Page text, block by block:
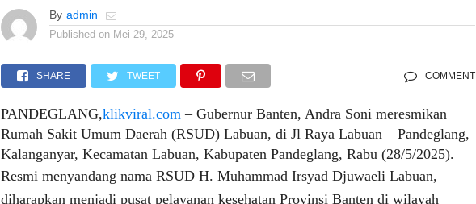
By admin
Published on Mei 29, 2025
SHARE TWEET COMMENT
PANDEGLANG,klikviral.com – Gubernur Banten, Andra Soni meresmikan
Rumah Sakit Umum Daerah (RSUD) Labuan, di Jl Raya Labuan – Pandeglang,
Kalanganyar, Kecamatan Labuan, Kabupaten Pandeglang, Rabu (28/5/2025).
Resmi menyandang nama RSUD H. Muhammad Irsyad Djuwaeli Labuan,
diharapkan menjadi pusat pelayanan kesehatan Provinsi Banten di wilayah